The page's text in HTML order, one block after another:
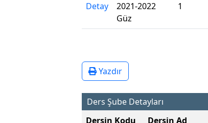
Detay
2021-2022
Güz
1
Yazdır
Ders Şube Detayları
Dersin Kodu
Dersin Ad